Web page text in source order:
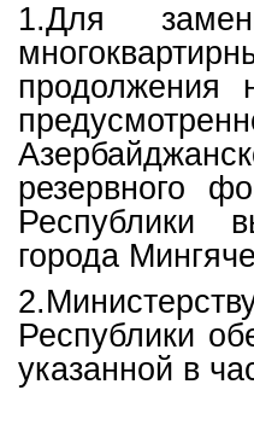
1.Для
продолжения
резервного
Республики
города
Республики
указанной в